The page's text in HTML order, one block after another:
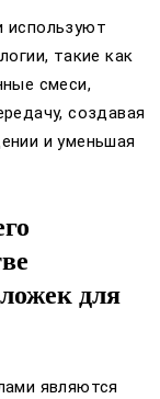
используют
такие как
смеси,
создавая
и уменьшая
для
являются